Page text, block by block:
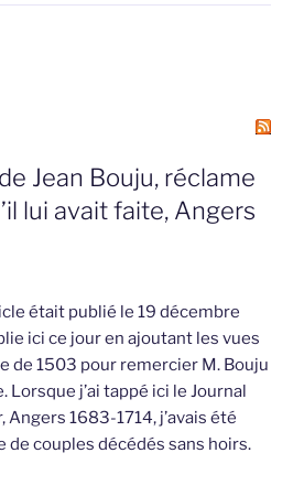
Jean Bouju, réclame
lui avait faite, Angers
était publié le 19 décembre
ici ce jour en ajoutant les vues
de 1503 pour remercier M. Bouju
j’ai tappé ici le Journal
Angers 1683-1714, j’avais été
de couples décédés sans hoirs.